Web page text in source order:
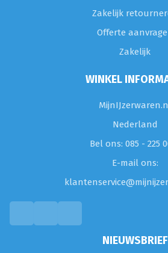
Zakelijk
Offerte
Zakelijk
WINKEL
Nederland
Bel ons: 085 - 225
E-mail ons:
NIEUWSBRIEF